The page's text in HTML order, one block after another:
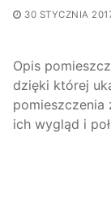
30 STYCZNIA
Opis
dzięki której
pomieszczenia
ich wygląd i